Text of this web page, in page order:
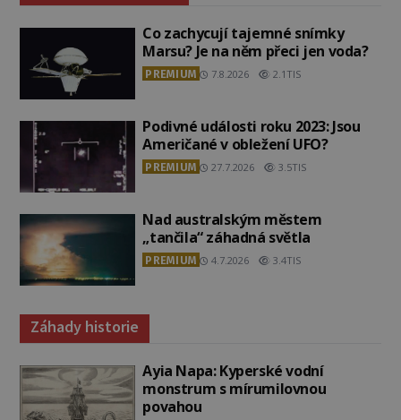
Co zachycují tajemné snímky
Marsu? Je na něm přeci jen voda?
PREMIUM 7.8.2026 2.1TIS
Podivné události roku 2023: Jsou
Američané v obležení UFO?
PREMIUM 27.7.2026 3.5TIS
Nad australským městem
„tančila“ záhadná světla
PREMIUM 4.7.2026 3.4TIS
Záhady historie
Ayia Napa: Kyperské vodní
monstrum s mírumilovnou
povahou